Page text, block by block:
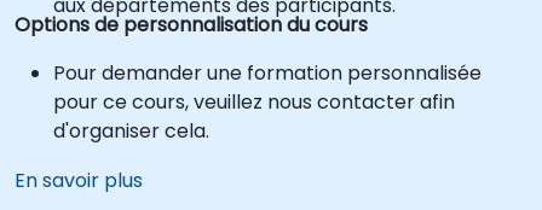
Options de personnalisation du cours
Pour demander une formation personnalisée
pour ce cours, veuillez nous contacter afin
d'organiser cela.
En savoir plus